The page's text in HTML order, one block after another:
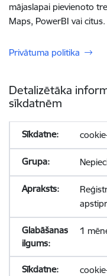
mājaslapai pievienoto
Maps, PowerBI vai citus.
Privātuma politika
Detalizētāka
sīkdatnēm
1